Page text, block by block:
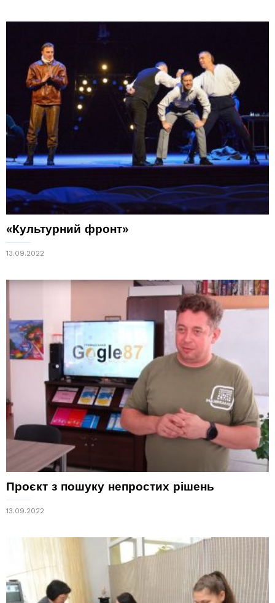
«Культурний фронт»
13.09.2022
Проєкт з пошуку непростих рішень
13.09.2022